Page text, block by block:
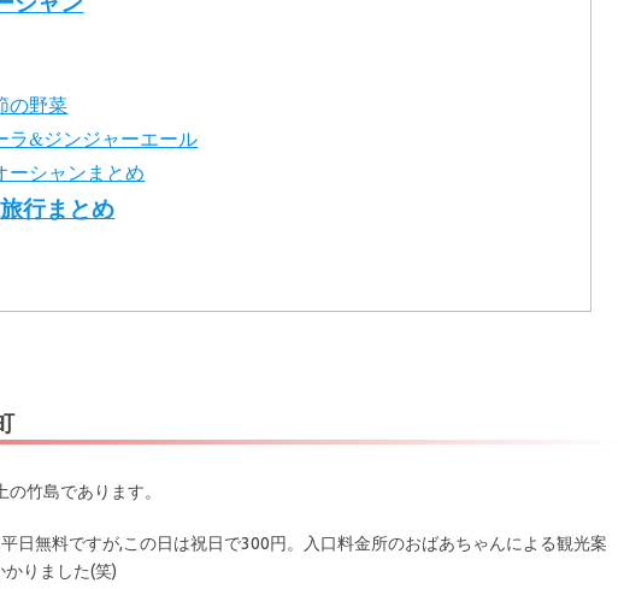
の野菜
ラ&ジンジャーエール
ーシャンまとめ
行まとめ
竹島であります。
日無料ですが,この日は祝日で300円。入口料金所のおばあちゃんによる観光案
りました(笑)